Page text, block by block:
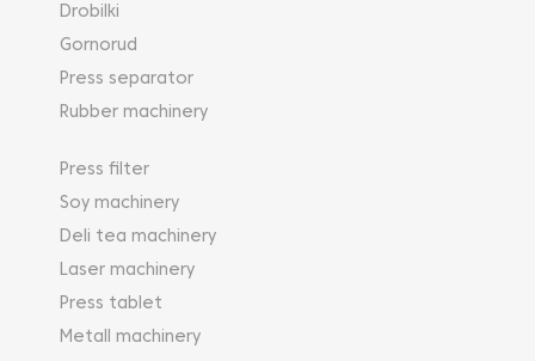
Drobilki
Gornorud
Press separator
Rubber machinery
Press filter
Soy machinery
Deli tea machinery
Laser machinery
Press tablet
Metall machinery